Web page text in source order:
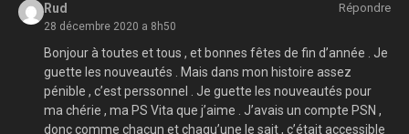
Rud
28 décembre 2020 a 8h50
Répondre
Bonjour à toutes et tous , et bonnes fêtes de fin d’année . Je
guette les nouveautés . Mais dans mon histoire assez
pénible , c’est perssonnel . Je guette les nouveautés pour
ma chérie , ma PS Vita que j’aime . J’avais un compte PSN ,
donc comme chacun et chaqu’une le sait , c’était accessible